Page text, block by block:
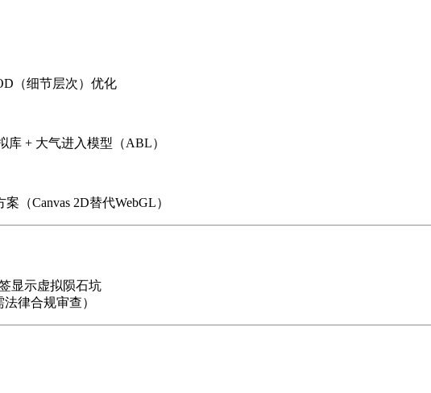
（细节层次）优化
+ 大气进入模型（ABL）
（Canvas 2D替代WebGL）
显示虚拟陨石坑
律合规审查）